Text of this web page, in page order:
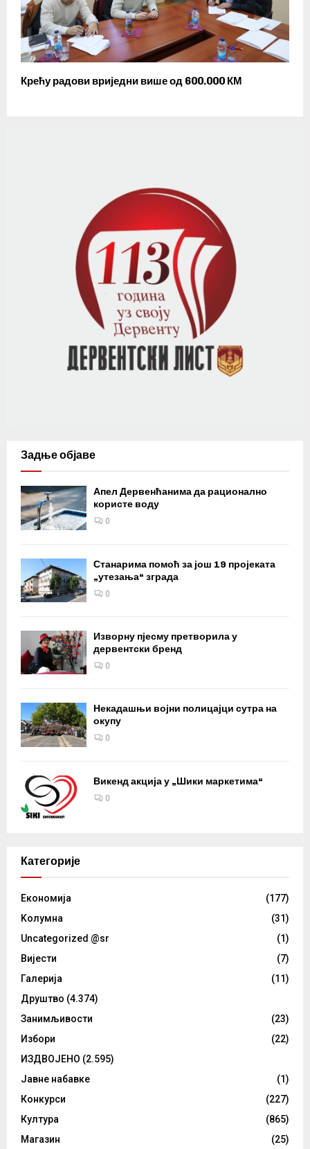
Крећу радови вриједни више од 600.000 КМ
Задње објаве
Апел Дервенћанима да рационално
користе воду
0
Станарима помоћ за још 19 пројеката
„утезања“ зграда
0
Изворну пјесму претворила у
дервентски бренд
0
Некадашњи војни полицајци сутра на
окупу
0
Викенд акција у „Шики маркетима“
0
Категорије
Eкономија
(177)
Kолумнa
(31)
Uncategorized @sr
(1)
Вијести
(7)
Галерија
(11)
Друштво (4.374)
Занимљивости
(23)
Избори
(22)
ИЗДВОЈЕНО (2.595)
Јавне набавке
(1)
Конкурси
(227)
Култура
(865)
Магазин
(25)